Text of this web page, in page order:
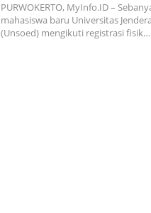
PURWOKERTO, MyInfo.ID –
mahasiswa baru Universitas
(Unsoed) mengikuti registrasi fisik…